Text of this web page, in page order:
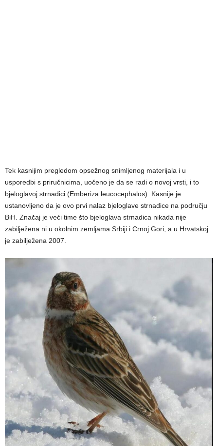
Tek kasnijim pregledom opsežnog snimljenog materijala i u
usporedbi s priručnicima, uočeno je da se radi o novoj vrsti, i to
bjeloglavoj strnadici (Emberiza leucocephalos). Kasnije je
ustanovljeno da je ovo prvi nalaz bjeloglave strnadice na području
BiH. Značaj je veći time što bjeloglava strnadica nikada nije
zabilježena ni u okolnim zemljama Srbiji i Crnoj Gori, a u Hrvatskoj
je zabilježena 2007.